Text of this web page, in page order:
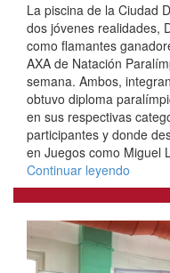
La piscina de la Ciudad
dos jóvenes realidades,
como flamantes
AXA de Natación
semana. Ambos,
obtuvo diploma
en sus respectivas
participantes y donde
en Juegos como Miguel
Continuar leyendo